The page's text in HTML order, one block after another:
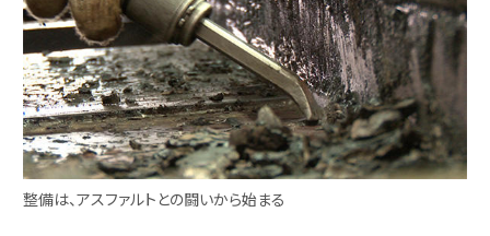
整備は、アスファルトとの闘いから始まる